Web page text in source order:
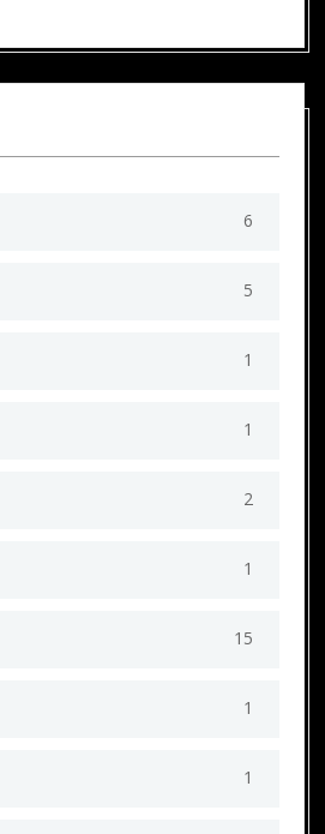
6
5
1
1
2
1
15
1
1